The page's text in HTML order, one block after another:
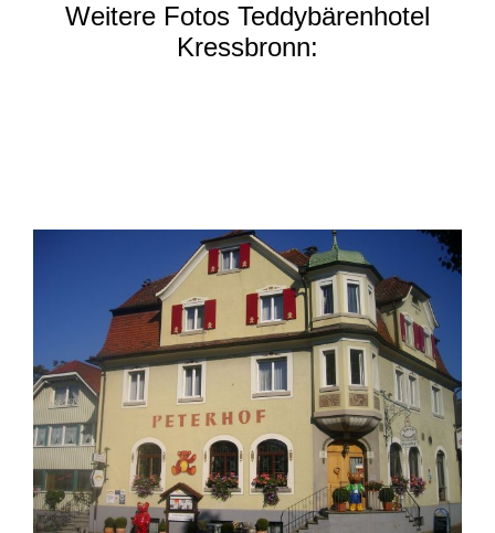
Weitere Fotos Teddybärenhotel
Kressbronn: